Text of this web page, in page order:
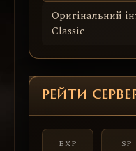
Оригінальний
Classic
РЕЙТИ
EXP SP